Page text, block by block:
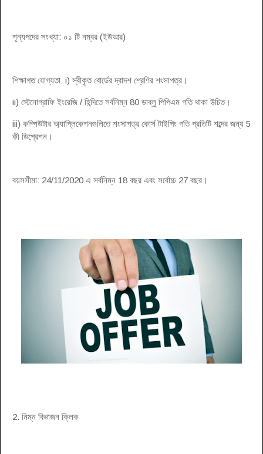
শূন্যপদের সংখ্যা: ০১ টি নম্বর (ইউআর)
শিক্ষাগত যোগ্যতা: i) স্বীকৃত বোর্ডের দ্বাদশ শ্রেণির শংসাপত্র।
ii) স্টেনোগ্রাফি ইংরেজি / হিন্দিতে সর্বনিম্ন 80 ডাব্লু পিপিএম গতি থাকা উচিত।
iii) কম্পিউটার অ্যাপ্লিকেশনগুলিতে শংসাপত্র কোর্স টাইপিং গতি প্রতিটি শব্দের জন্য 5
কী ডিপ্রেশন।
বয়সসীমা: 24/11/2020 এ সর্বনিম্ন 18 বছর এবং সর্বোচ্চ 27 বছর।
2. নিম্ন বিভাজন ক্লিক